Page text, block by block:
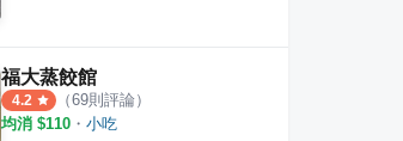
福大蒸餃館
4.2 （69則評論）
均消 $110 ・ 小吃